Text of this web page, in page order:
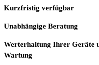
Kurzfristig verfügbar
Unabhängige Beratung
Werterhaltung Ihrer Geräte
Wartung